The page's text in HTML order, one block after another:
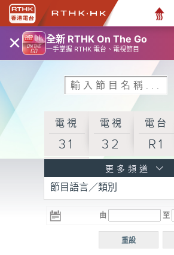
× 全新 RTHK On The Go
一手掌握 RTHK 電台、電視節目
電視
31
電視
32
電台
R1
R3
電台 電台
R5
電台
普通
更多頻道
節目語言／類別
由 至
重設